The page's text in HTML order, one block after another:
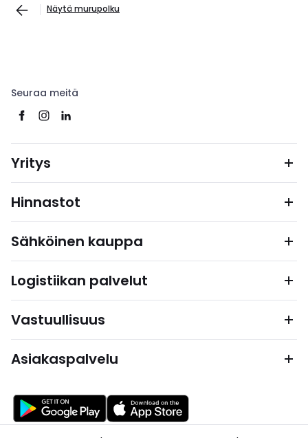
Näytä murupolku
Seuraa meitä
Yritys
Hinnastot
Sähköinen kauppa
Logistiikan palvelut
Vastuullisuus
Asiakaspalvelu